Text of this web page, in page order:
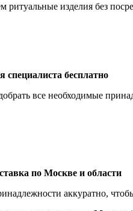
ритуальные изделия без
специалиста бесплатно
все необходимые
по Москве и области
аккуратно,